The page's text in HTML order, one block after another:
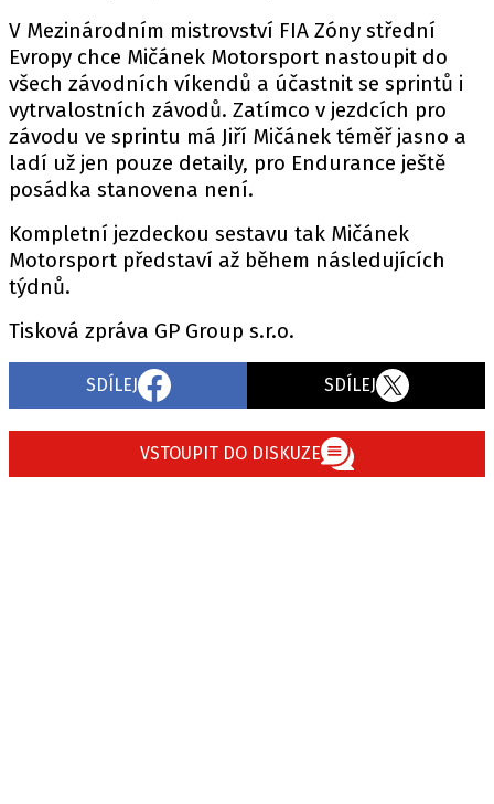
Provozovatelem serveru autoroad.cz je
INCORP MEDIA GROUP s.r.o., IČ: 118 23 054
V Mezinárodním mistrovství FIA Zóny střední
Evropy chce Mičánek Motorsport nastoupit do
všech závodních víkendů a účastnit se sprintů i
vytrvalostních závodů. Zatímco v jezdcích pro
závodu ve sprintu má Jiří Mičánek téměř jasno a
ladí už jen pouze detaily, pro Endurance ještě
posádka stanovena není.
Kompletní jezdeckou sestavu tak Mičánek
Motorsport představí až během následujících
týdnů.
Tisková zpráva GP Group s.r.o.
SDÍLEJ SDÍLEJ
VSTOUPIT DO DISKUZE